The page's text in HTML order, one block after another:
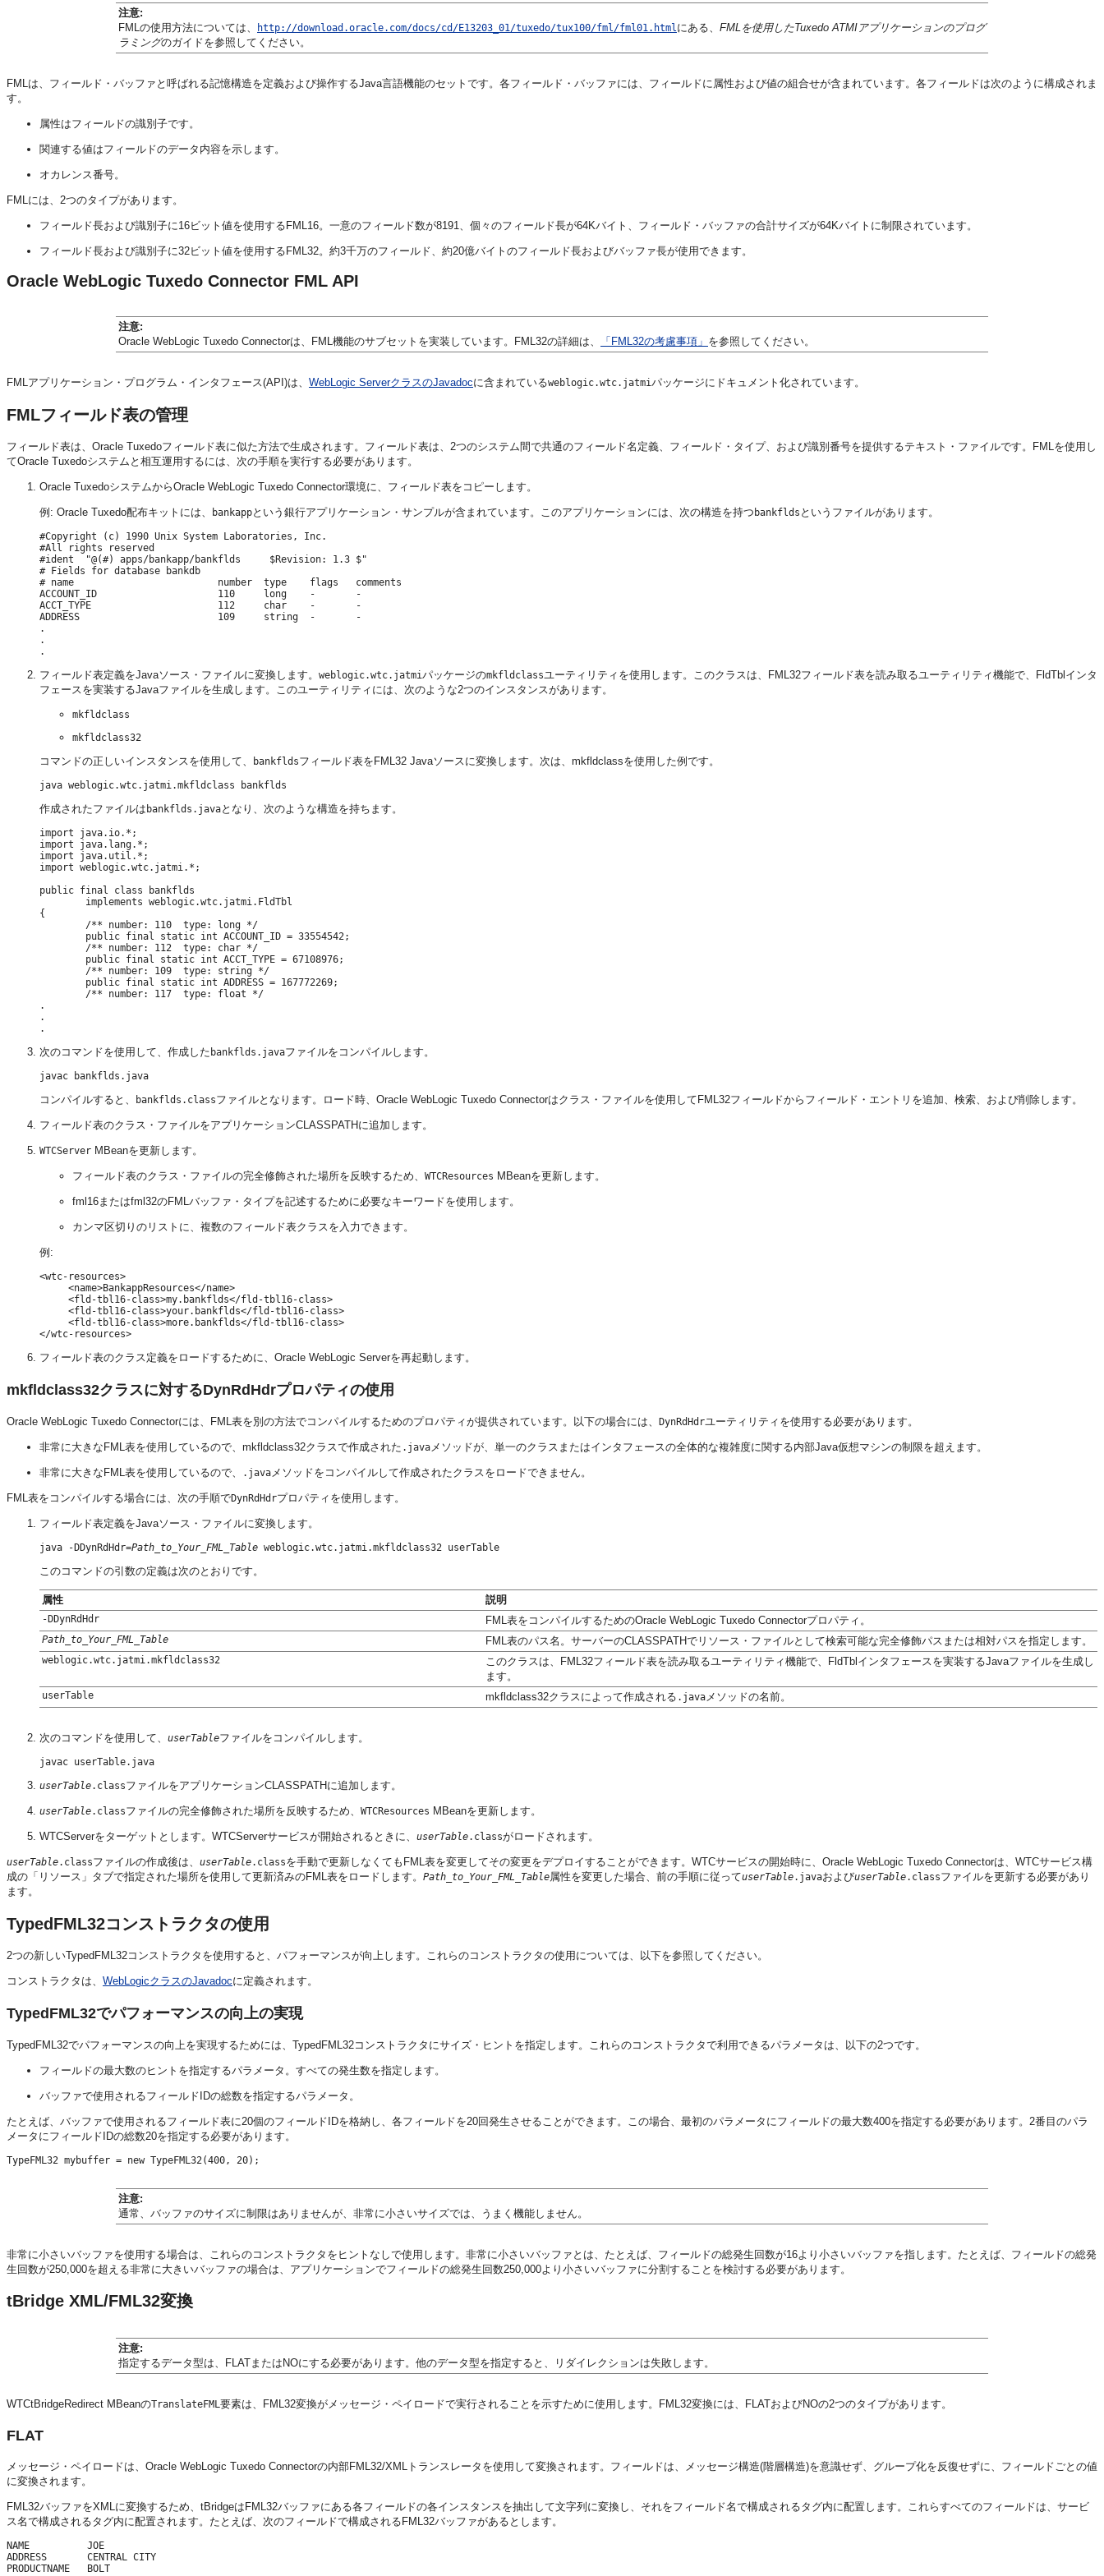
注意:
FMLの使用方法については、
http://download.oracle.com/docs/cd/E13203_01/tuxedo/tux100/fml/fml01.html にある、 FMLを使用したTuxedo ATMIアプリケーションのプログ
ラミングのガイドを参照してください。
FMLは、フィールド・バッファと呼ばれる記憶構造を定義および操作するJava言語機能のセットです。各フィールド・バッファには、フィールドに属性および値の組合せが含まれています。各フィールドは次のように構成されま
す。
属性はフィールドの識別子です。
関連する値はフィールドのデータ内容を示します。
オカレンス番号。
FMLには、2つのタイプがあります。
フィールド長および識別子に16ビット値を使用するFML16。一意のフィールド数が8191、個々のフィールド長が64Kバイト、フィールド・バッファの合計サイズが64Kバイトに制限されています。
フィールド長および識別子に32ビット値を使用するFML32。約3千万のフィールド、約20億バイトのフィールド長およびバッファ長が使用できます。
Oracle WebLogic Tuxedo Connector FML API
注意:
Oracle WebLogic Tuxedo Connectorは、FML機能のサブセットを実装しています。FML32の詳細は、
「FML32の考慮事項」 を参照してください。
FMLアプリケーション・プログラム・インタフェース(API)は、 WebLogic ServerクラスのJavadocに含まれているweblogic.wtc.jatmiパッケージにドキュメント化されています。
FMLフィールド表の管理
フィールド表は、Oracle Tuxedoフィールド表に似た方法で生成されます。フィールド表は、2つのシステム間で共通のフィールド名定義、フィールド・タイプ、および識別番号を提供するテキスト・ファイルです。FMLを使用し
てOracle Tuxedoシステムと相互運用するには、次の手順を実行する必要があります。
Oracle TuxedoシステムからOracle WebLogic Tuxedo Connector環境に、フィールド表をコピーします。
例: Oracle Tuxedo配布キットには、 bankappという銀行アプリケーション・サンプルが含まれています。このアプリケーションには、次の構造を持つ bankflds というファイルがあります。
#Copyright (c) 1990 Unix System Laboratories, Inc.
#All rights reserved
#ident  "@(#) apps/bankapp/bankflds     $Revision: 1.3 $"
# Fields for database bankdb
# name                         number  type    flags   comments
ACCOUNT_ID                     110     long    -       -
ACCT_TYPE                      112     char    -       -
ADDRESS                        109     string  -       -
.
.
フィールド表定義をJavaソース・ファイルに変換します。 weblogic.wtc.jatmiパッケージのmkfldclassユーティリティを使用します。このクラスは、FML32フィールド表を読み取るユーティリティ機能で、FldTblインタ
フェースを実装するJavaファイルを生成します。このユーティリティには、次のような2つのインスタンスがあります。
mkfldclass
mkfldclass32
コマンドの正しいインスタンスを使用して、 bankfldsフィールド表をFML32 Javaソースに変換します。次は、mkfldclassを使用した例です。
作成されたファイルは bankflds.javaとなり、次のような構造を持ちます。
import java.io.*;
import java.lang.*;
import java.util.*;
import weblogic.wtc.jatmi.*;
public final class bankflds
        implements weblogic.wtc.jatmi.FldTbl
{
        /** number: 110  type: long */
        public final static int ACCOUNT_ID = 33554542;
        /** number: 112  type: char */
        public final static int ACCT_TYPE = 67108976;
        /** number: 109  type: string */
        public final static int ADDRESS = 167772269;
        /** number: 117  type: float */
.
.
次のコマンドを使用して、作成した bankflds.javaファイルをコンパイルします。
コンパイルすると、 bankflds.classファイルとなります。ロード時、Oracle WebLogic Tuxedo Connectorはクラス・ファイルを使用してFML32フィールドからフィールド・エントリを追加、検索、および削除します。
フィールド表のクラス・ファイルをアプリケーションCLASSPATHに追加します。
WTCServer MBeanを更新します。
フィールド表のクラス・ファイルの完全修飾された場所を反映するため、 WTCResources MBeanを更新します。
fml16またはfml32のFMLバッファ・タイプを記述するために必要なキーワードを使用します。
カンマ区切りのリストに、複数のフィールド表クラスを入力できます。
例:
<wtc-resources>
     <name>BankappResources</name>
     <fld-tbl16-class>my.bankflds</fld-tbl16-class>
     <fld-tbl16-class>your.bankflds</fld-tbl16-class>
     <fld-tbl16-class>more.bankflds</fld-tbl16-class>
フィールド表のクラス定義をロードするために、Oracle WebLogic Serverを再起動します。
mkfldclass32クラスに対するDynRdHdrプロパティの使用
Oracle WebLogic Tuxedo Connectorには、FML表を別の方法でコンパイルするためのプロパティが提供されています。以下の場合には、 DynRdHdrユーティリティを使用する必要があります。
非常に大きなFML表を使用しているので、mkfldclass32クラスで作成された .javaメソッドが、単一のクラスまたはインタフェースの全体的な複雑度に関する内部Java仮想マシンの制限を超えます。
非常に大きなFML表を使用しているので、 .javaメソッドをコンパイルして作成されたクラスをロードできません。
FML表をコンパイルする場合には、次の手順でDynRdHdrプロパティを使用します。
フィールド表定義をJavaソース・ファイルに変換します。
java -DDynRdHdr=Path_to_Your_FML_Table
このコマンドの引数の定義は次のとおりです。
属性 説明
FML表をコンパイルするためのOracle WebLogic Tuxedo Connectorプロパティ。
Path_to_Your_FML_Table FML表のパス名。サーバーのCLASSPATHでリソース・ファイルとして検索可能な完全修飾パスまたは相対パスを指定します。
このクラスは、FML32フィールド表を読み取るユーティリティ機能で、FldTblインタフェースを実装するJavaファイルを生成し
ます。
mkfldclass32クラスによって作成される .javaメソッドの名前。
次のコマンドを使用して、 userTableファイルをコンパイルします。
userTable.classファイルをアプリケーションCLASSPATHに追加します。
userTable.classファイルの完全修飾された場所を反映するため、 WTCResources MBeanを更新します。
WTCServerをターゲットとします。WTCServerサービスが開始されるときに、 userTable.classがロードされます。
userTable.classファイルの作成後は、 userTable.classを手動で更新しなくてもFML表を変更してその変更をデプロイすることができます。WTCサービスの開始時に、Oracle WebLogic Tuxedo Connectorは、WTCサービス構
成の「リソース」タブで指定された場所を使用して更新済みのFML表をロードします。 Path_to_Your_FML_Table属性を変更した場合、前の手順に従ってuserTable.javaおよびuserTable.classファイルを更新する必要があり
ます。
TypedFML32コンストラクタの使用
2つの新しいTypedFML32コンストラクタを使用すると、パフォーマンスが向上します。これらのコンストラクタの使用については、以下を参照してください。
コンストラクタは、 WebLogicクラスのJavadocに定義されます。
TypedFML32でパフォーマンスの向上の実現
TypedFML32でパフォーマンスの向上を実現するためには、TypedFML32コンストラクタにサイズ・ヒントを指定します。これらのコンストラクタで利用できるパラメータは、以下の2つです。
フィールドの最大数のヒントを指定するパラメータ。すべての発生数を指定します。
バッファで使用されるフィールドIDの総数を指定するパラメータ。
たとえば、バッファで使用されるフィールド表に20個のフィールドIDを格納し、各フィールドを20回発生させることができます。この場合、最初のパラメータにフィールドの最大数400を指定する必要があります。2番目のパラ
メータにフィールドIDの総数20を指定する必要があります。
注意:
通常、バッファのサイズに制限はありませんが、非常に小さいサイズでは、うまく機能しません。
非常に小さいバッファを使用する場合は、これらのコンストラクタをヒントなしで使用します。非常に小さいバッファとは、たとえば、フィールドの総発生回数が16より小さいバッファを指します。たとえば、フィールドの総発
生回数が250,000を超える非常に大きいバッファの場合は、アプリケーションでフィールドの総発生回数250,000より小さいバッファに分割することを検討する必要があります。
tBridge XML/FML32変換
注意:
指定するデータ型は、FLATまたはNOにする必要があります。他のデータ型を指定すると、リダイレクションは失敗します。
WTCtBridgeRedirect MBeanのTranslateFML要素は、FML32変換がメッセージ・ペイロードで実行されることを示すために使用します。FML32変換には、FLATおよびNOの2つのタイプがあります。
FLAT
メッセージ・ペイロードは、Oracle WebLogic Tuxedo Connectorの内部FML32/XMLトランスレータを使用して変換されます。フィールドは、メッセージ構造(階層構造)を意識せず、グループ化を反復せずに、フィールドごとの値
に変換されます。
FML32バッファをXMLに変換するため、tBridgeはFML32バッファにある各フィールドの各インスタンスを抽出して文字列に変換し、それをフィールド名で構成されるタグ内に配置します。これらすべてのフィールドは、サービ
ス名で構成されるタグ内に配置されます。たとえば、次のフィールドで構成されるFML32バッファがあるとします。
NAME          JOE
ADDRESS       CENTRAL CITY
PRODUCTNAME   BOLT